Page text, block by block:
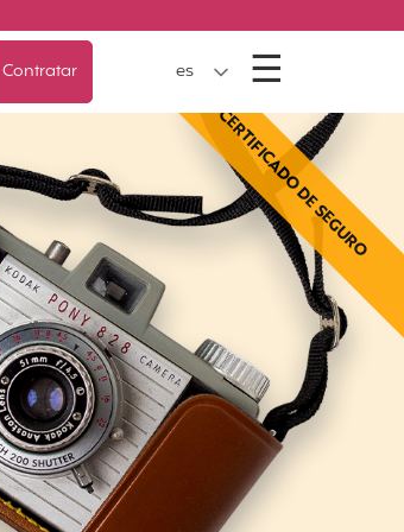
Contratar es ☰
CERTIFICADO DE SEGURO